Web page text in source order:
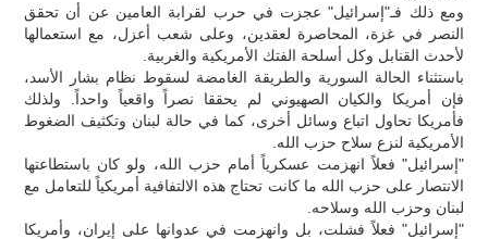
ومع ذلك فـ"إسرائيل" عجزت في حرب لقرابة العامين عن أن تحقق
النصر في غزة، المحاصرة لعقدين، وعلى شعب أعزل، مع استعمالها
لأحدث القنابل وكل أسلحة الفتك الأمريكية والغربية.
باستثناء الحالة السورية والطريقة الغامضة لسقوط نظام بشار الأسد،
فإن أمريكا والكيان الصهيوني لم يحققا نصراً واقعياً واحداً. ولذلك
فأمريكا تحاول اتباع وسائل أخرى، كما في حالة لبنان وتكثيف الضغوط
الأمريكية لنزع سلاح حزب الله.
"إسرائيل" فعلاً انهزمت عسكرياً أمام حزب الله، ولو كان باستطاعتها
الانتصار على حزب الله ما كانت تحتاج هذه الالتفافية أمريكياً للتعامل مع
لبنان وحزب الله وسلاحه.
"إسرائيل" فعلاً فشلت، بل وانهزمت في عدوانها على إیران، وأمريكا